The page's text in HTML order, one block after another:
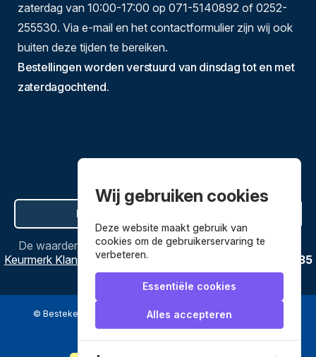
zaterdag van 10:00-17:00 op 071-5140892 of 0252-
255530. Via e-mail en het contactformulier zijn wij ook
buiten deze tijden te bereiken.
Bestellingen worden verstuurd van dinsdag tot en met
zaterdagochtend.
Hier de overeenkomst ontbinden
De waardering vanBestekenpannen.nlbijWebwinkel
Keurmerk Klantbeoordelingen
3635
reviews.
© Bestekenpannen.nl 2026 een webshop van
Wij gebruiken cookies
Deze website maakt gebruik van
cookies om de gebruikerservaring te
verbeteren.
Essentiële cookies
Alles accepteren